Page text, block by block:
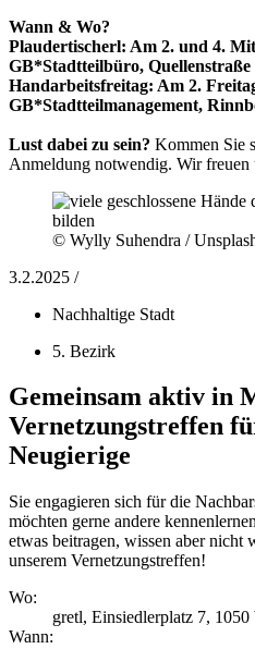
Wann & Wo?
Plaudertischerl: Am 2. und 4.
GB*Stadtteilbüro, Quellenstraße
Handarbeitsfreitag: Am 2.
GB*Stadtteilmanagement,
Lust dabei zu sein? Kommen Sie
Anmeldung notwendig. Wir freuen
© Wylly Suhendra /
3.2.2025 /
Nachhaltige Stadt
5. Bezirk
Gemeinsam aktiv in
Vernetzungstreffen
Neugierige
Sie engagieren sich für die
möchten gerne andere
etwas beitragen, wissen aber nicht
unserem Vernetzungstreffen!
Wo:
gretl, Einsiedlerplatz 7, 1050
Wann: